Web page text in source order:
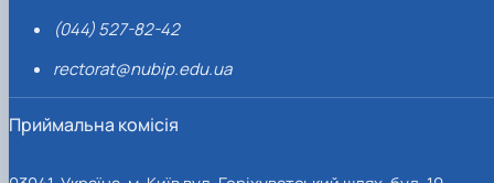
(044) 527-82-42
rectorat@nubip.edu.ua
Приймальна комісія